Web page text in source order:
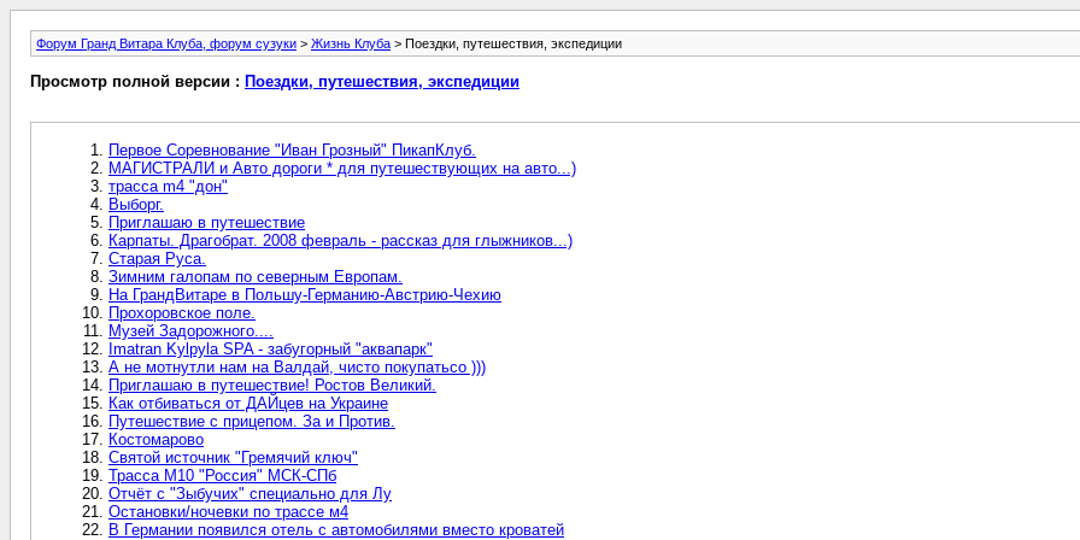
Форум Гранд Витара Клуба, форум сузуки > Жизнь Клуба > Поездки, путешествия, экспедиции
Просмотр полной версии : Поездки, путешествия, экспедиции
Первое Соревнование "Иван Грозный" ПикапКлуб.
МАГИСТРАЛИ и Авто дороги * для путешествующих на авто...)
трасса m4 "дон"
Выборг.
Приглашаю в путешествие
Карпаты. Драгобрат. 2008 февраль - рассказ для глыжников...)
Старая Руса.
Зимним галопам по северным Европам.
На ГрандВитаре в Польшу-Германию-Австрию-Чехию
Прохоровское поле.
Музей Задорожного....
Imatran Kylpyla SPA - забугорный "аквапарк"
А не мотнутли нам на Валдай, чисто покупатьсо )))
Приглашаю в путешествие! Ростов Великий.
Как отбиваться от ДАЙцев на Украине
Путешествие с прицепом. За и Против.
Костомарово
Святой источник "Гремячий ключ"
Трасса M10 "Россия" МСК-СПб
Отчёт с "Зыбучих" специально для Лу
Остановки/ночевки по трассе м4
В Германии появился отель с автомобилями вместо кроватей